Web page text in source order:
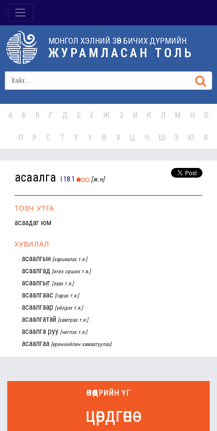
МОНГОЛ ХЭЛНИЙ ЗӨВ БИЧИХ ДҮРМИЙН
ЖУРАМЛАСАН ТОЛЬ
А Б В Г Д Е Ё Ж З И К Л М Н О
П Р С Т У Ү Ф Х Ц Ч Ш Э Ю Я
асаалга I.18.1 [ж.н]
ТОВЧ УТГА
асаадаг юм
ХУВИЛАЛ
асаалгын [харьяалах т.я.]
асаалгад [өгөх орших т.я.]
асаалгыг [заах т.я.]
асаалгаас [гарах т.я.]
асаалгаар [үйлдэх т.я.]
асаалгатай [хамтрах т.я.]
асаалга руу [чиглэх т.я.]
асаалгаа [ерөнхийлөн хамаатуулах]
ӨНӨӨДРИЙН ҮГ
цөрдгөнө